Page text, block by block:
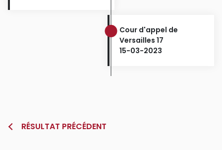
Cour d'appel de
Versailles 17
15-03-2023
RÉSULTAT PRÉCÉDENT